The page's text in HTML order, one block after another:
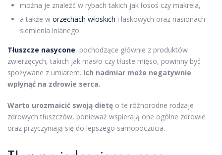
można je znaleźć w rybach takich jak łosoś czy makrela,
a także w orzechach włoskich i laskowych oraz nasionach
siemienia lnianego.
Tłuszcze nasycone, pochodzące głównie z produktów
zwierzęcych, takich jak masło czy tłuste mięso, powinny być
spożywane z umiarem. Ich nadmiar może negatywnie
wpłynąć na zdrowie serca.
Warto urozmaicić swoją dietę o te różnorodne rodzaje
zdrowych tłuszczów, ponieważ wspierają one ogólne zdrowie
oraz przyczyniają się do lepszego samopoczucia.